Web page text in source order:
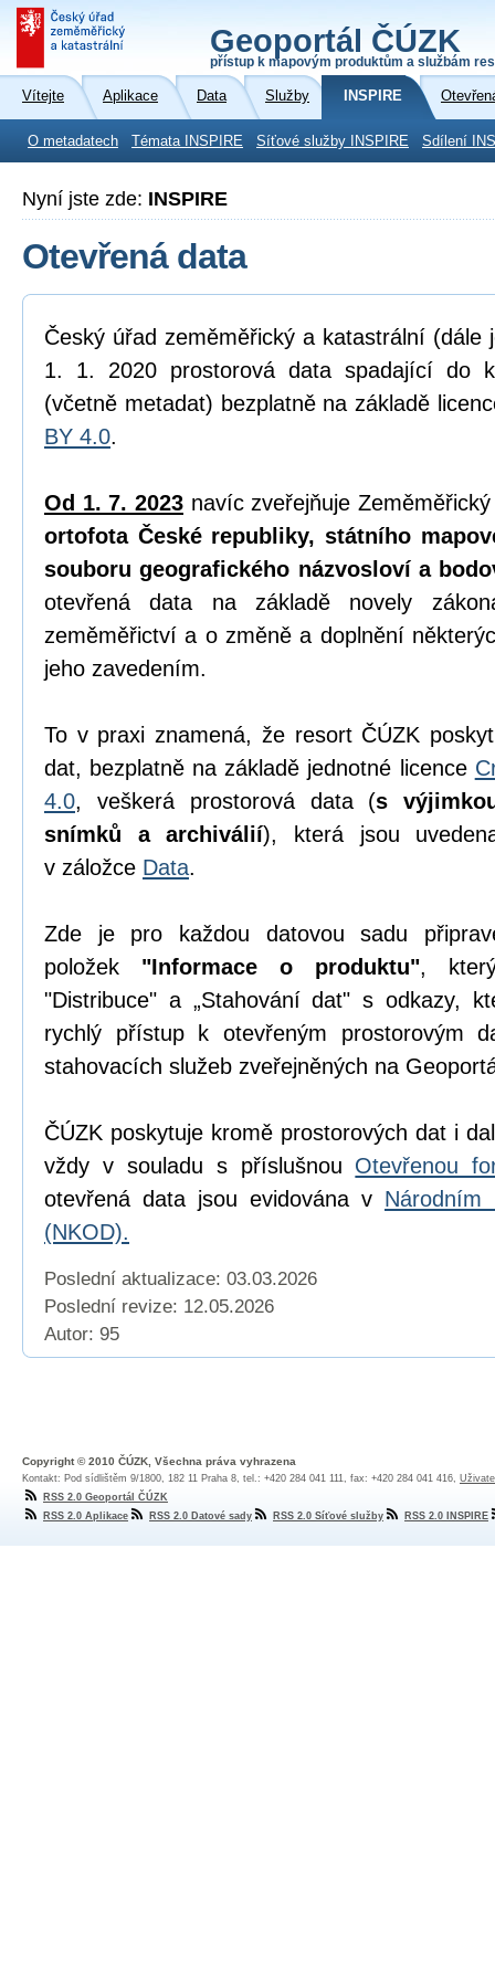
Geoportál ČÚZK
přístup k mapovým produktům a službám
Vítejte Aplikace Data Služby INSPIRE
O metadatech Témata INSPIRE Síťové služby INSPIRE Sdílení
Nyní jste zde: INSPIRE
Otevřená data
Český úřad zeměměřický a katastrální (dále
1. 1. 2020 prostorová data spadající do
(včetně metadat) bezplatně na základě
BY 4.0.
Od 1. 7. 2023 navíc zveřejňuje
ortofota České republiky, státního
souboru geografického názvosloví a
otevřená data na základě novely
zeměměřictví a o změně a doplnění
jeho zavedením.
To v praxi znamená, že resort ČÚZK
dat, bezplatně na základě jednotné licence
4.0, veškerá prostorová data (s
snímků a archiválií), která jsou
v záložce Data.
Zde je pro každou datovou sadu
položek "Informace o produktu",
"Distribuce" a „Stahování dat" s odkazy,
rychlý přístup k otevřeným prostorovým
stahovacích služeb zveřejněných na
ČÚZK poskytuje kromě prostorových dat i
vždy v souladu s příslušnou Otevřenou
otevřená data jsou evidována v Národním
(NKOD).
Poslední aktualizace: 03.03.2026
Poslední revize: 12.05.2026
Autor: 95
Copyright © 2010 ČÚZK, Všechna práva vyhrazena
Kontakt: Pod sídlištěm 9/1800, 182 11 Praha 8, tel.: +420 284 041 111, fax: +420 284 041 416,
RSS 2.0 Geoportál ČÚZK
RSS 2.0 Aplikace
RSS 2.0 Datové sady RSS 2.0 Síťové služby RSS 2.0 INSPIRE